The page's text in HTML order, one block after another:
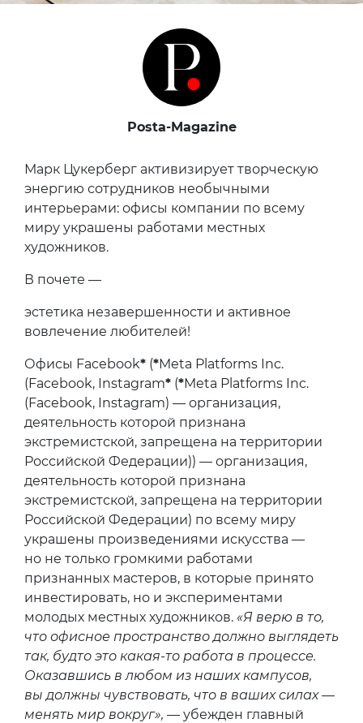
Posta-Magazine
Марк Цукерберг активизирует творческую
энергию сотрудников необычными
интерьерами: офисы компании по всему
миру украшены работами местных
художников.
В почете —
эстетика незавершенности и активное
вовлечение любителей!
Офисы Facebook* (*Meta Platforms Inc.
(Facebook, Instagram* (*Meta Platforms Inc.
(Facebook, Instagram) — организация,
деятельность которой признана
экстремистской, запрещена на территории
Российской Федерации)) — организация,
деятельность которой признана
экстремистской, запрещена на территории
Российской Федерации) по всему миру
украшены произведениями искусства —
но не только громкими работами
признанных мастеров, в которые принято
инвестировать, но и экспериментами
молодых местных художников. «Я верю в то,
что офисное пространство должно выглядеть
так, будто это какая-то работа в процессе.
Оказавшись в любом из наших кампусов,
вы должны чувствовать, что в ваших силах —
менять мир вокруг», — убежден главный